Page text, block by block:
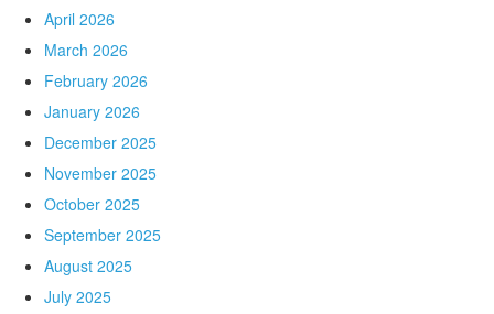
April 2026
March 2026
February 2026
January 2026
December 2025
November 2025
October 2025
September 2025
August 2025
July 2025